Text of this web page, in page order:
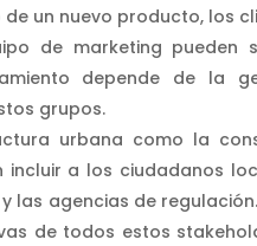
un nuevo producto, los
de marketing pueden
depende de la
grupos.
urbana como la
incluir a los ciudadanos
las agencias de
de todos estos